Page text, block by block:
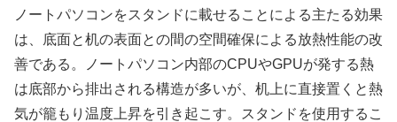
ノートパソコンをスタンドに載せることによる主たる効果
は、底面と机の表面との間の空間確保による放熱性能の改
善である。ノートパソコン内部のCPUやGPUが発する熱
は底部から排出される構造が多いが、机上に直接置くと熱
気が籠もり温度上昇を引き起こす。スタンドを使用するこ